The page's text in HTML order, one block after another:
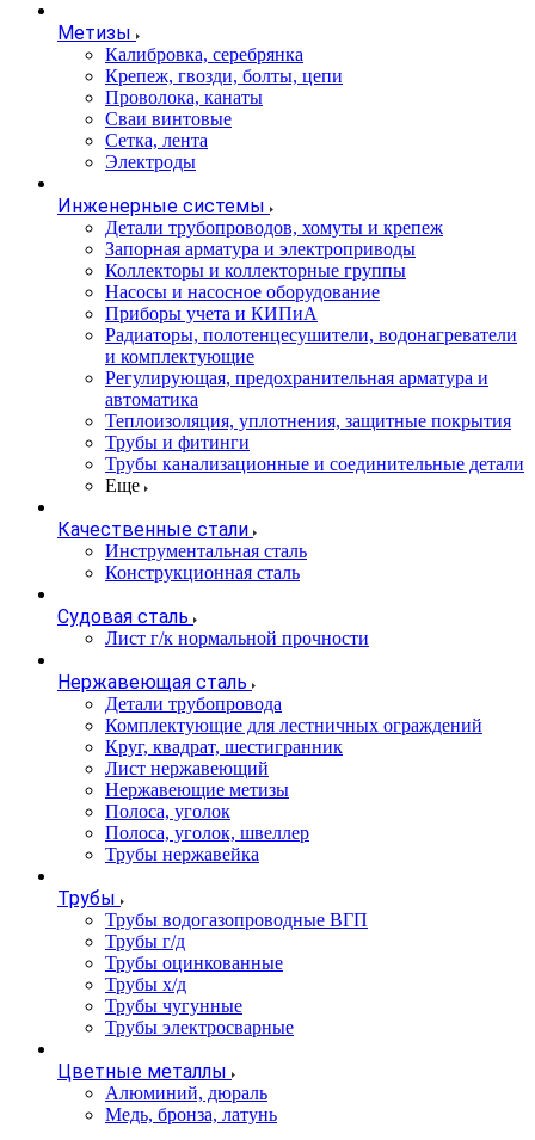
Метизы
Калибровка, серебрянка
Крепеж, гвозди, болты, цепи
Проволока, канаты
Сваи винтовые
Сетка, лента
Электроды
Инженерные системы
Детали трубопроводов, хомуты и крепеж
Запорная арматура и электроприводы
Коллекторы и коллекторные группы
Насосы и насосное оборудование
Приборы учета и КИПиА
Радиаторы, полотенцесушители, водонагреватели
и комплектующие
Регулирующая, предохранительная арматура и
автоматика
Теплоизоляция, уплотнения, защитные покрытия
Трубы и фитинги
Трубы канализационные и соединительные детали
Еще
Качественные стали
Инструментальная сталь
Конструкционная сталь
Судовая сталь
Лист г/к нормальной прочности
Нержавеющая сталь
Детали трубопровода
Комплектующие для лестничных ограждений
Круг, квадрат, шестигранник
Лист нержавеющий
Нержавеющие метизы
Полоса, уголок
Полоса, уголок, швеллер
Трубы нержавейка
Трубы
Трубы водогазопроводные ВГП
Трубы г/д
Трубы оцинкованные
Трубы х/д
Трубы чугунные
Трубы электросварные
Цветные металлы
Алюминий, дюраль
Медь, бронза, латунь